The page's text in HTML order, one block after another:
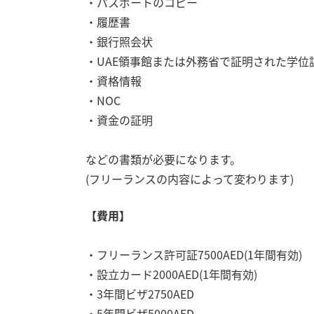
・履歴書
・銀行照会状
・UAE領事館または外務省で証明された学位
・資格情報
・NOC
・資金の証明
などの書類が必要になります。
(フリーランスの内容によって変わります)
【費用】
・フリーランス許可証7500AED(1年間有効)
・設立カード2000AED(1年間有効)
・3年間ビザ2750AED